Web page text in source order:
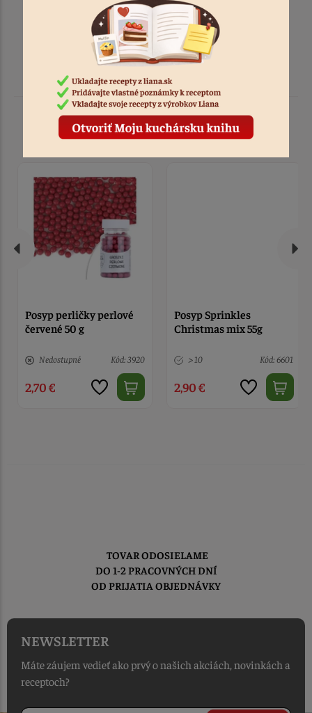
Podobné produkty
Posyp perličky perlové
červené 50 g
Nedostupné Kód: 3920
2,70 €
Posyp Sprinkles
Christmas mix 55g
> 10 Kód: 6601
2,90 €
TOVAR ODOSIELAME
DO 1-2 PRACOVNÝCH DNÍ
OD PRIJATIA OBJEDNÁVKY
NEWSLETTER
Máte záujem vedieť ako prvý o našich akciách, novinkách a
receptoch?